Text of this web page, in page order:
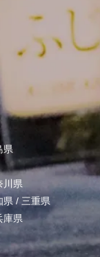
県
川県
県 / 三重県
庫県